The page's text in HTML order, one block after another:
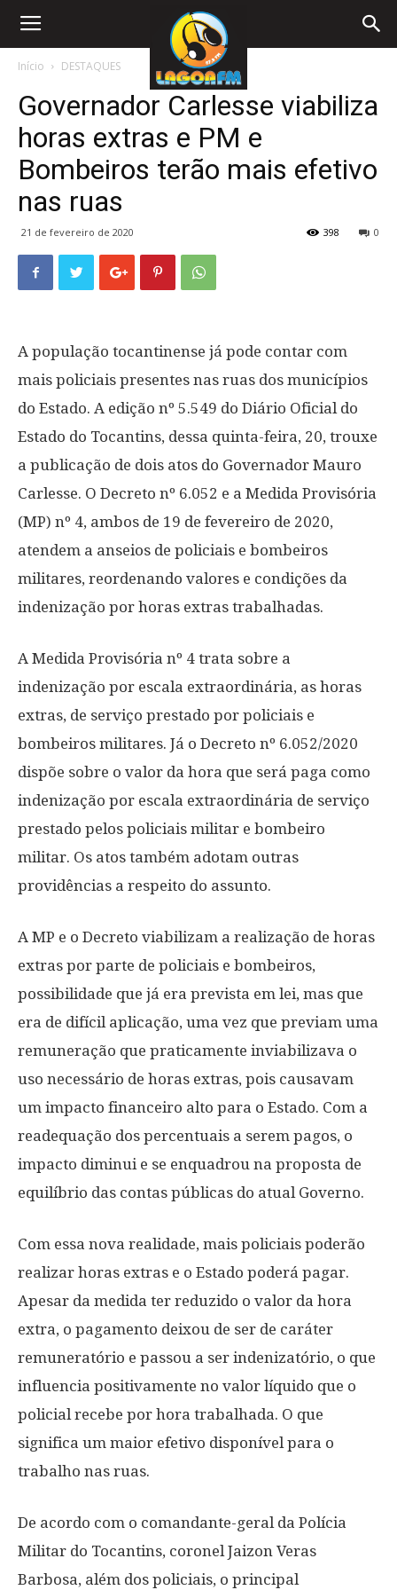
Início DESTAQUES
Governador Carlesse viabiliza
horas extras e PM e
Bombeiros terão mais efetivo
nas ruas
21 de fevereiro de 2020 0
398
A população tocantinense já pode contar com
mais policiais presentes nas ruas dos municípios
do Estado. A edição nº 5.549 do Diário Oficial do
Estado do Tocantins, dessa quinta-feira, 20, trouxe
a publicação de dois atos do Governador Mauro
Carlesse. O Decreto nº 6.052 e a Medida Provisória
(MP) nº 4, ambos de 19 de fevereiro de 2020,
atendem a anseios de policiais e bombeiros
militares, reordenando valores e condições da
indenização por horas extras trabalhadas.
A Medida Provisória nº 4 trata sobre a
indenização por escala extraordinária, as horas
extras, de serviço prestado por policiais e
bombeiros militares. Já o Decreto nº 6.052/2020
dispõe sobre o valor da hora que será paga como
indenização por escala extraordinária de serviço
prestado pelos policiais militar e bombeiro
militar. Os atos também adotam outras
providências a respeito do assunto.
A MP e o Decreto viabilizam a realização de horas
extras por parte de policiais e bombeiros,
possibilidade que já era prevista em lei, mas que
era de difícil aplicação, uma vez que previam uma
remuneração que praticamente inviabilizava o
uso necessário de horas extras, pois causavam
um impacto financeiro alto para o Estado. Com a
readequação dos percentuais a serem pagos, o
impacto diminui e se enquadrou na proposta de
equilíbrio das contas públicas do atual Governo.
Com essa nova realidade, mais policiais poderão
realizar horas extras e o Estado poderá pagar.
Apesar da medida ter reduzido o valor da hora
extra, o pagamento deixou de ser de caráter
remuneratório e passou a ser indenizatório, o que
influencia positivamente no valor líquido que o
policial recebe por hora trabalhada. O que
significa um maior efetivo disponível para o
trabalho nas ruas.
De acordo com o comandante-geral da Polícia
Militar do Tocantins, coronel Jaizon Veras
Barbosa, além dos policiais, o principal